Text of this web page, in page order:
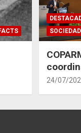
SOCIEDAD
y
24/07/